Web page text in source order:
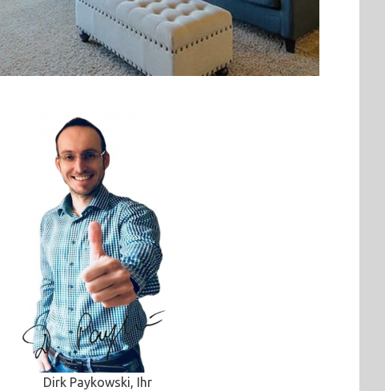
Dirk Paykowski, Ihr